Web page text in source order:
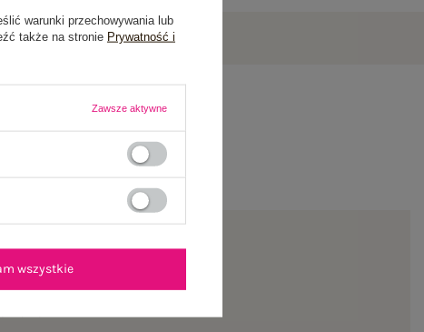
warunki przechowywania lub
także na stronie Prywatność i
Zawsze aktywne
wszystkie